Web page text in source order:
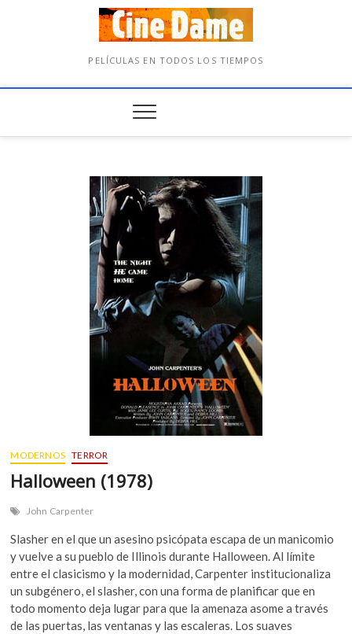
PELÍCULAS EN TODOS LOS TIEMPOS
MODERNOS TERROR
Halloween (1978)
John Carpenter
Slasher en el que un asesino psicópata escapa de un manicomio
y vuelve a su pueblo de Illinois durante Halloween. Al límite
entre el clasicismo y la modernidad, Carpenter institucionaliza
un subgénero, el slasher, con una forma de planificar que en
todo momento deja lugar para que la amenaza asome a través
de las puertas, las ventanas y las escaleras. Los suaves